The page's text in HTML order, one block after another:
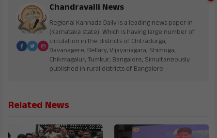
Chandravalli News
Regional Kannada Daily is a leading news paper in
(Karnataka state). Which is having large number of
circulation in the districts of Chitradurga,
Davanagere, Bellary, Vijayanagara, Shimoga,
Chikmagalur, Tumkur, Bangalore, Simultaneously
published in rural districts of Bangalore
Related News